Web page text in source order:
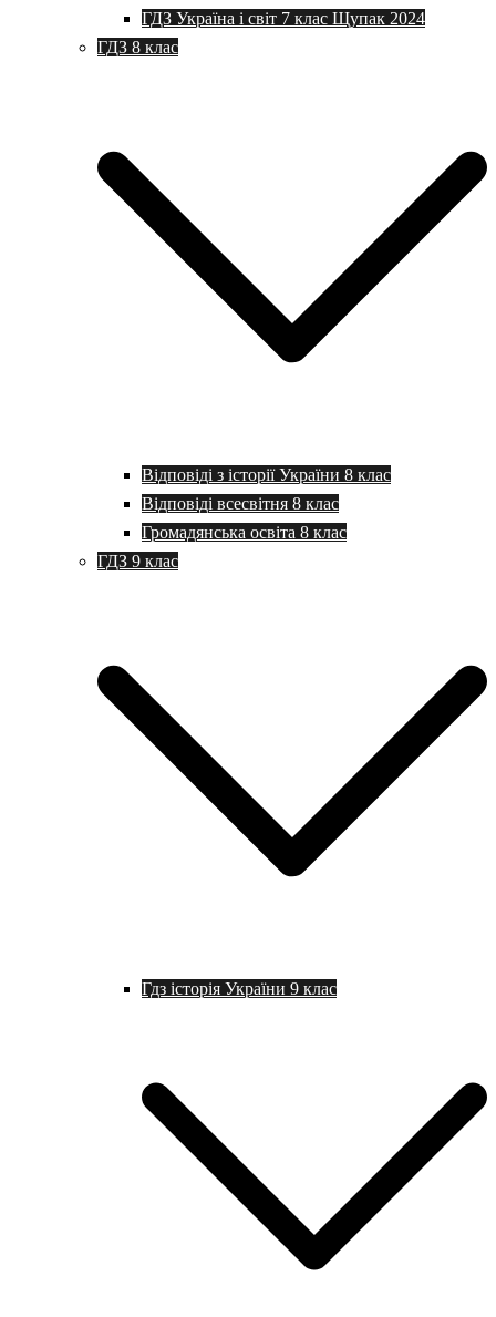
ГДЗ Україна і світ 7 клас Щупак 2024
ГДЗ 8 клас
Відповіді з історії України 8 клас
Відповіді всесвітня 8 клас
Громадянська освіта 8 клас
ГДЗ 9 клас
Гдз історія України 9 клас